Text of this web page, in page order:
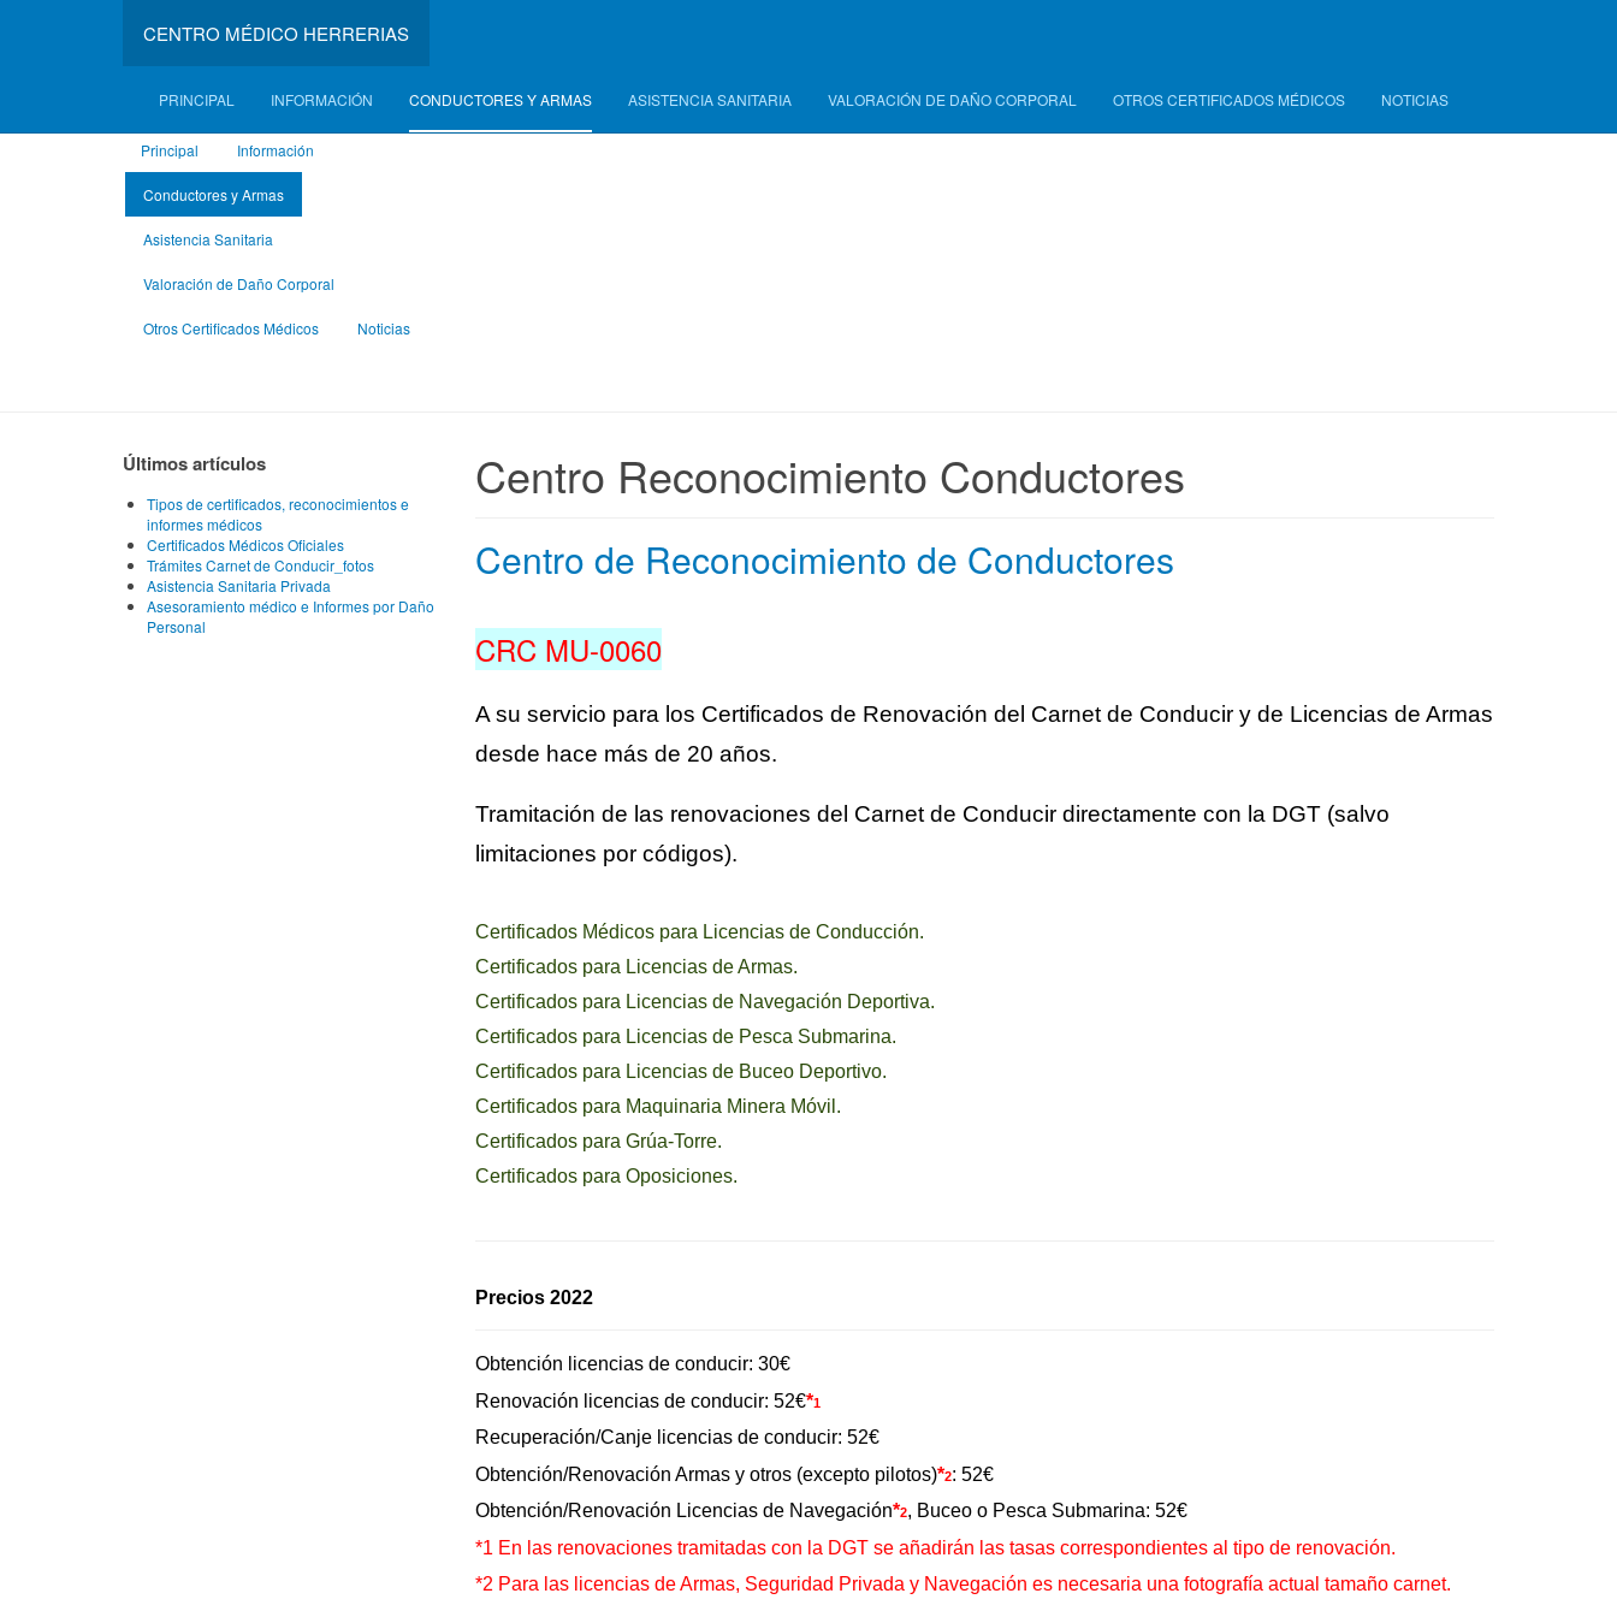
CENTRO MÉDICO HERRERIAS
PRINCIPAL INFORMACIÓN CONDUCTORES Y ARMAS ASISTENCIA SANITARIA VALORACIÓN DE DAÑO CORPORAL OTROS CERTIFICADOS MÉDICOS NOTICIAS
Principal Información
Conductores y Armas
Asistencia Sanitaria
Valoración de Daño Corporal
Otros Certificados Médicos Noticias
Centro Reconocimiento Conductores
Centro de Reconocimiento de Conductores
CRC MU-0060
A su servicio para los Certificados de Renovación del Carnet de Conducir y de Licencias de Armas
desde hace más de 20 años.
Tramitación de las renovaciones del Carnet de Conducir directamente con la DGT (salvo
limitaciones por códigos).
Certificados Médicos para Licencias de Conducción.
Certificados para Licencias de Armas.
Certificados para Licencias de Navegación Deportiva.
Certificados para Licencias de Pesca Submarina.
Certificados para Licencias de Buceo Deportivo.
Certificados para Maquinaria Minera Móvil.
Certificados para Grúa-Torre.
Certificados para Oposiciones.
Precios 2022
Obtención licencias de conducir: 30€
Renovación licencias de conducir: 52€*1
Recuperación/Canje licencias de conducir: 52€
Obtención/Renovación Armas y otros (excepto pilotos)*2: 52€
Obtención/Renovación Licencias de Navegación*2, Buceo o Pesca Submarina: 52€
*1 En las renovaciones tramitadas con la DGT se añadirán las tasas correspondientes al tipo de renovación.
*2 Para las licencias de Armas, Seguridad Privada y Navegación es necesaria una fotografía actual tamaño carnet.
Últimos artículos
Tipos de certificados, reconocimientos e
informes médicos
Certificados Médicos Oficiales
Trámites Carnet de Conducir_fotos
Asistencia Sanitaria Privada
Asesoramiento médico e Informes por Daño
Personal